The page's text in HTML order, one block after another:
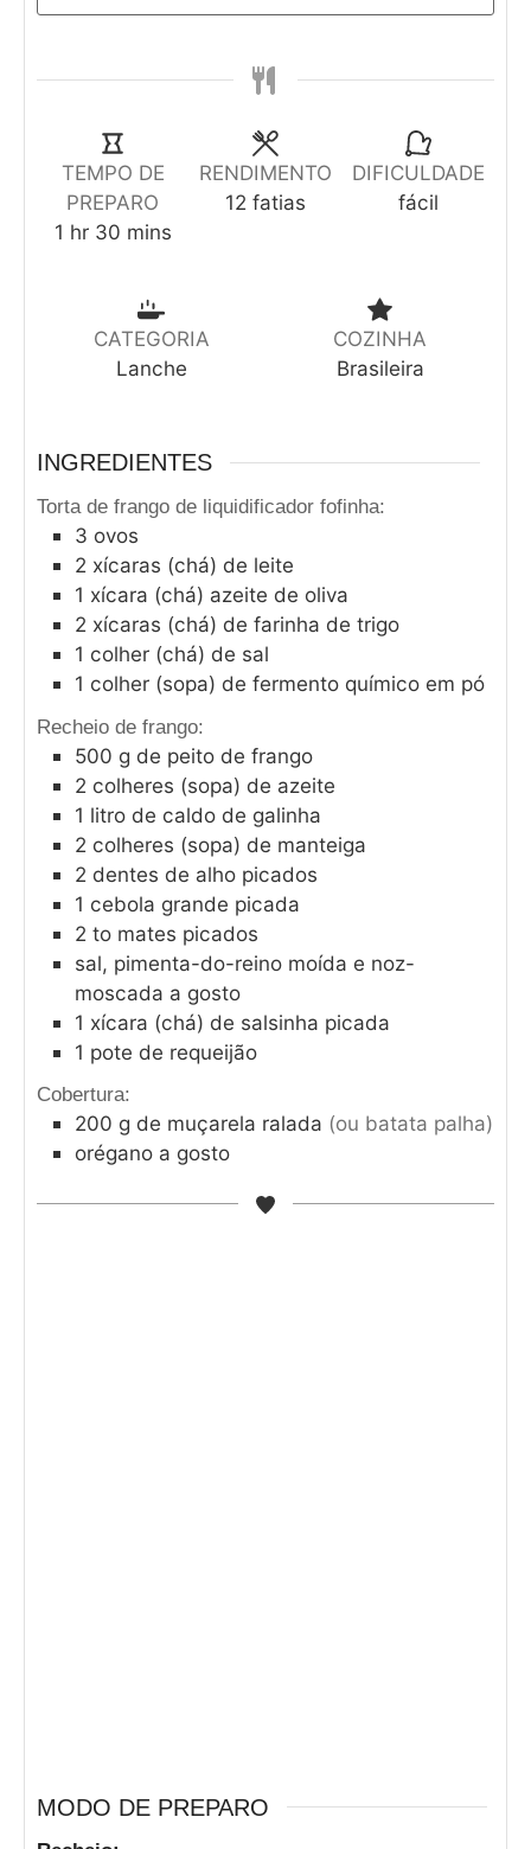
TEMPO DE
PREPARO
1 hr 30 mins
RENDIMENTO
12 fatias
DIFICULDADE
fácil
CATEGORIA
Lanche
COZINHA
Brasileira
INGREDIENTES
Torta de frango de liquidificador fofinha:
3 ovos
2 xícaras (chá) de leite
1 xícara (chá) azeite de oliva
2 xícaras (chá) de farinha de trigo
1 colher (chá) de sal
1 colher (sopa) de fermento químico em pó
Recheio de frango:
500 g de peito de frango
2 colheres (sopa) de azeite
1 litro de caldo de galinha
2 colheres (sopa) de manteiga
2 dentes de alho picados
1 cebola grande picada
2 to mates picados
sal, pimenta-do-reino moída e noz-
moscada a gosto
1 xícara (chá) de salsinha picada
1 pote de requeijão
Cobertura:
200 g de muçarela ralada (ou batata palha)
orégano a gosto
MODO DE PREPARO